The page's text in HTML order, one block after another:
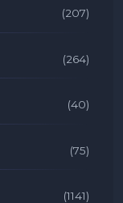
(207)
(264)
(40)
(75)
(1141)